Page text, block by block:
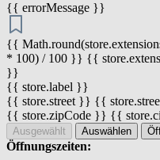
{{ errorMessage }}
{{
* 100) / 100 }} {{
}}
{{ store.label }}
{{ store.street }} {{
{{ store.zipCode }} {{
Ausgewählt Auswählen
Öffnungszeiten: